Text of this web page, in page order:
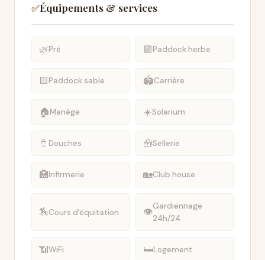
✅Équipements & services
🌿Pré 🟩Paddock herbe
🟨Paddock sable 🏟️Carrière
🏠Manège ☀️Solarium
🚿 Douches 🧰Sellerie
🏥Infirmerie 🏡Club house
🏇Cours d'équitation 👁Gardiennage
24h/24
📶WiFi 🛏Logement